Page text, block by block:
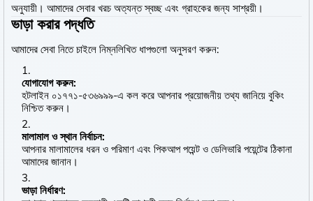
অনুযায়ী। আমাদের সেবার খরচ অত্যন্ত স্বচ্ছ এবং গ্রাহকের জন্য সাশ্রয়ী।
ভাড়া করার পদ্ধতি
আমাদের সেবা নিতে চাইলে নিম্নলিখিত ধাপগুলো অনুসরণ করুন:
যোগাযোগ করুন:
হটলাইন ০১৭৭১-৫৩৬৯৯৯-এ কল করে আপনার প্রয়োজনীয় তথ্য জানিয়ে বুকিং
নিশ্চিত করুন।
মালামাল ও স্থান নির্বাচন:
আপনার মালামালের ধরন ও পরিমাণ এবং পিকআপ পয়েন্ট ও ডেলিভারি পয়েন্টের ঠিকানা
আমাদের জানান।
ভাড়া নির্ধারণ: